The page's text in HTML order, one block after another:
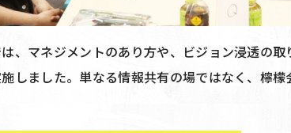
、マネジメントのあり方や、ビジョン浸透の
しました。単なる情報共有の場ではなく、檸